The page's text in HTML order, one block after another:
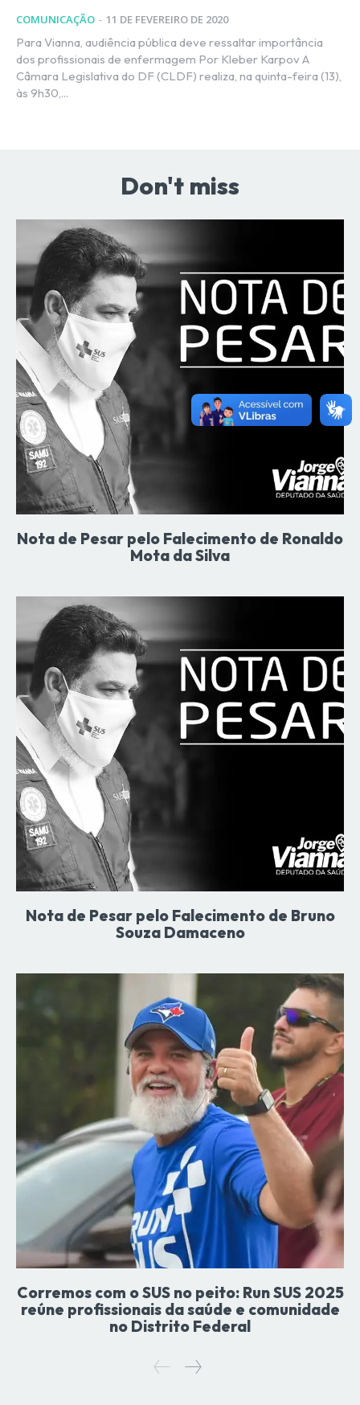
COMUNICAÇÃO - 11 DE FEVEREIRO DE 2020
Para Vianna, audiência pública deve ressaltar importância
dos profissionais de enfermagem Por Kleber Karpov A
Câmara Legislativa do DF (CLDF) realiza, na quinta-feira (13),
às 9h30,...
Don't miss
Nota de Pesar pelo Falecimento de Ronaldo
Mota da Silva
Nota de Pesar pelo Falecimento de Bruno
Souza Damaceno
Corremos com o SUS no peito: Run SUS 2025
reúne profissionais da saúde e comunidade
no Distrito Federal